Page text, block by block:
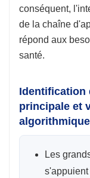
conséquent,
de la chaîne
répond aux
santé.
Identification
principale et
Les